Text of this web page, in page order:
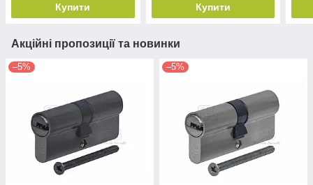
Купити Купити
Акційні пропозиції та новинки
–5% –5%